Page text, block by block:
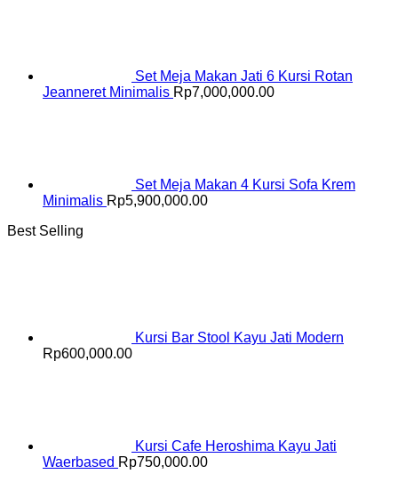
Set Meja Makan Jati 6 Kursi Rotan
Jeanneret Minimalis Rp7,000,000.00
Set Meja Makan 4 Kursi Sofa Krem
Minimalis Rp5,900,000.00
Best Selling
Kursi Bar Stool Kayu Jati Modern
Rp600,000.00
Kursi Cafe Heroshima Kayu Jati
Waerbased Rp750,000.00